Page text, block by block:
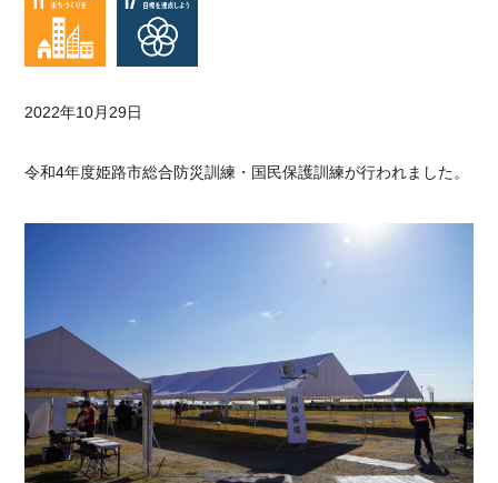
2022年10月29日
令和4年度姫路市総合防災訓練・国民保護訓練が行われました。